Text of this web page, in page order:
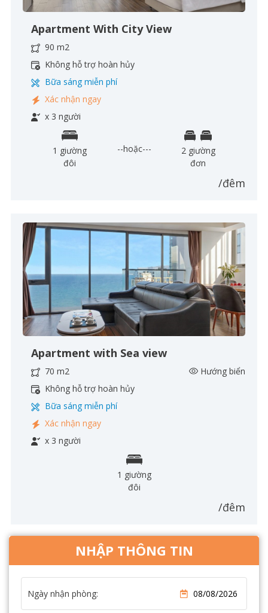
Apartment With City View
90 m2
Không hỗ trợ hoàn hủy
Bữa sáng miễn phí
Xác nhận ngay
x 3 người
1 giường
đôi
--hoặc---
2 giường
đơn
/đêm
Apartment with Sea view
70 m2
Hướng biển
Không hỗ trợ hoàn hủy
Bữa sáng miễn phí
Xác nhận ngay
x 3 người
1 giường
đôi
/đêm
NHẬP THÔNG TIN
Ngày nhận phòng: